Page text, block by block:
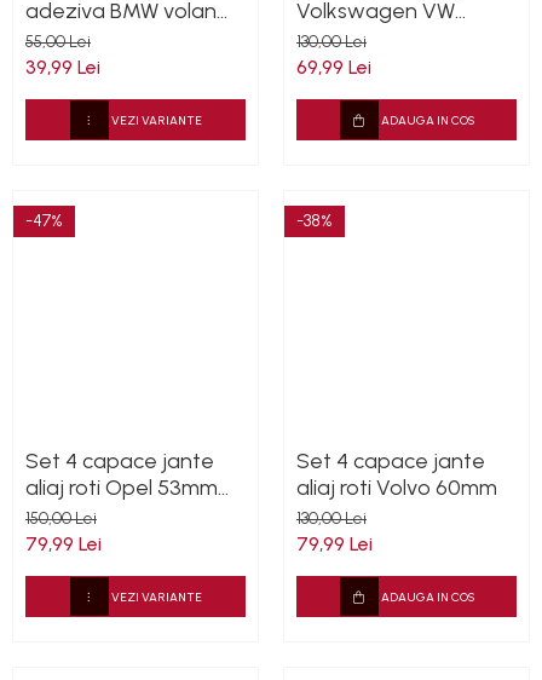
adeziva BMW volan
45mm
55,00 Lei
39,99 Lei
VEZI VARIANTE
Volkswagen VW
Passat 154mm
1K0601149EQZQ
130,00 Lei
69,99 Lei
ADAUGA IN COS
-47%
Set 4 capace jante
aliaj roti Opel 53mm
13276164 467597050
150,00 Lei
79,99 Lei
VEZI VARIANTE
-38%
Set 4 capace jante
aliaj roti Volvo 60mm
130,00 Lei
79,99 Lei
ADAUGA IN COS